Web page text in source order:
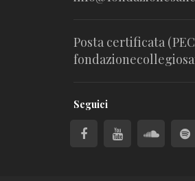
Posta certificata
Seguici